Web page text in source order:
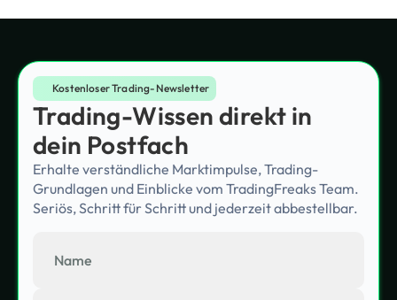
Kostenloser Trading-Newsletter
Trading-Wissen direkt in
dein Postfach
Erhalte verständliche Marktimpulse, Trading-
Grundlagen und Einblicke vom TradingFreaks Team.
Seriös, Schritt für Schritt und jederzeit abbestellbar.